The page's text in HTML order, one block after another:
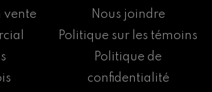
vente
Nous joindre
Politique sur les témoins
Politique de
confidentialité